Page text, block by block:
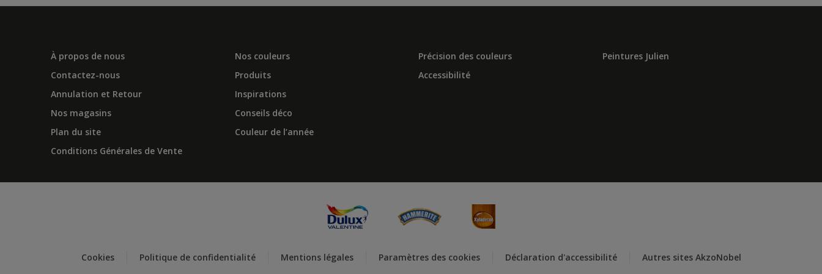
À propos de nous
Contactez-nous
Annulation et Retour
Nos magasins
Plan du site
Conditions Générales de Vente
Nos couleurs
Produits
Inspirations
Conseils déco
Couleur de l’année
Précision des couleurs
Accessibilité
Peintures Julien
Cookies Politique de confidentialité Mentions légales Paramètres des cookies Déclaration d'accessibilité Autres sites AkzoNobel